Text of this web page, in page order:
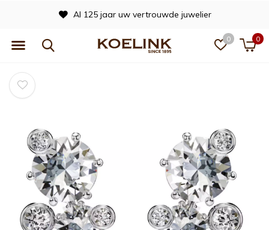
0 0
Al 125 jaar uw vertrouwde juwelier